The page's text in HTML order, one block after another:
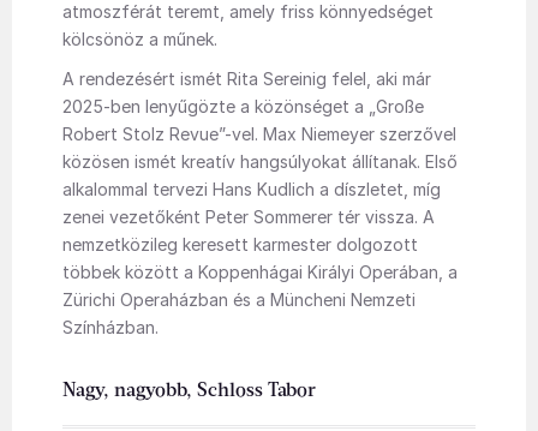
atmoszférát teremt, amely friss könnyedséget
kölcsönöz a műnek.
A rendezésért ismét Rita Sereinig felel, aki már
2025-ben lenyűgözte a közönséget a „Große
Robert Stolz Revue”-vel. Max Niemeyer szerzővel
közösen ismét kreatív hangsúlyokat állítanak. Első
alkalommal tervezi Hans Kudlich a díszletet, míg
zenei vezetőként Peter Sommerer tér vissza. A
nemzetközileg keresett karmester dolgozott
többek között a Koppenhágai Királyi Operában, a
Zürichi Operaházban és a Müncheni Nemzeti
Színházban.
Nagy, nagyobb, Schloss Tabor